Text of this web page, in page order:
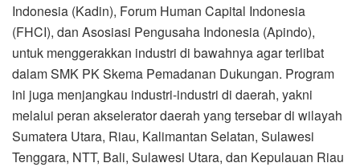
Indonesia (Kadin), Forum Human Capital Indonesia
(FHCI), dan Asosiasi Pengusaha Indonesia (Apindo),
untuk menggerakkan industri di bawahnya agar terlibat
dalam SMK PK Skema Pemadanan Dukungan. Program
ini juga menjangkau industri-industri di daerah, yakni
melalui peran akselerator daerah yang tersebar di wilayah
Sumatera Utara, Riau, Kalimantan Selatan, Sulawesi
Tenggara, NTT, Bali, Sulawesi Utara, dan Kepulauan Riau